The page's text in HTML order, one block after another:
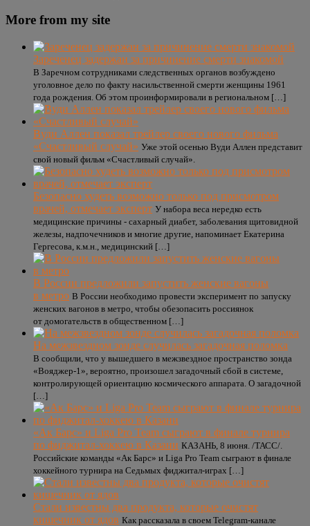
More from my site
Зареченец задержан за причинение смерти знакомой
В Заречном сотрудниками следственных органов возбуждено
уголовное дело по факту насильственной смерти женщины 1961
года рождения. Об этом проинформировали в региональном […]
Вуди Аллен показал трейлер своего нового фильма
«Счастливый случай» Уже этой осенью Вуди Аллен представит
свой новый фильм «Счастливый случай».
Безопасно худеть возможно только под присмотром
врачей, отмечает эксперт У набора веса нередко есть
медицинские причины - сахарный диабет, заболевания щитовидной
железы, надпочечников и многие другие, напоминает Екатерина
Гергесова, к.м.н., медицинский […]
В России предложили запустить женские вагоны
в метро В России необходимо провести эксперимент по запуску
женских вагонов в метро, чтобы обезопасить россиянок
от домогательств в общественном […]
На межзвездном зонде случилась загадочная поломка
В сообщили, что у вышедшего в межзвездное пространство зонда
«Вояджер-1», вероятно, произошел загадочный сбой в системе,
контролирующей ориентацию космического аппарата. О загадочной
[…]
«Ак Барс» и Liga Pro Team сыграют в финале турнира
по фиджитал-хоккею в Казани КАЗАНЬ, 8 июня. /ТАСС/.
Российские команды «Ак Барс» и Liga Pro Team сыграют в финале
хоккейного турнира на Седьмых фиджитал-играх […]
Стали известны два продукта, которые очистят
кишечник от ядов Как рассказала в своем Telegram-канале